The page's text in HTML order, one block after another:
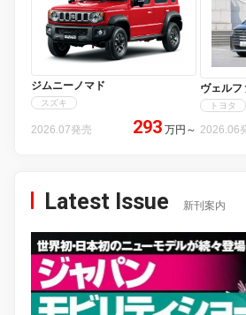
ジムニーノマド
スズキ
2026.07発売 293 万円 ～
ヴェルフ
トヨタ
2026.06
Latest Issue 新刊案内